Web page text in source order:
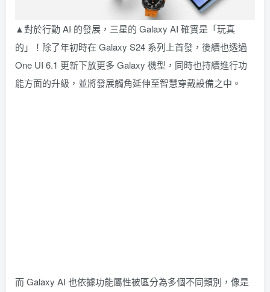
▲對於行動 AI 的發展，三星的 Galaxy AI 確實是「玩真
的」！除了年初時在 Galaxy S24 系列上首發，後續也透過
One UI 6.1 更新下放更多 Galaxy 機型，同時也持續進行功
能方面的升級，並將發展觸角延伸至智慧穿戴設備之中。
而 Galaxy AI 也依據功能屬性被區分為多個不同類別，像是